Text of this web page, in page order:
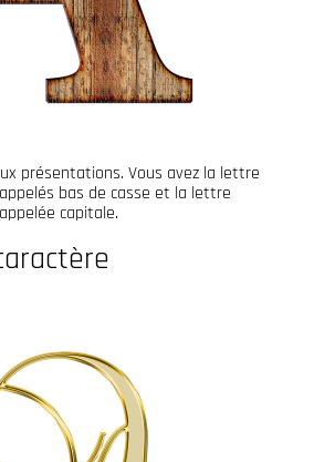
présentations. Vous avez la lettre
bas de casse et la lettre
capitale.